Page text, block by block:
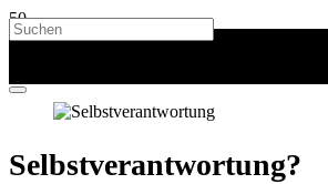
Selbstverantwortung?